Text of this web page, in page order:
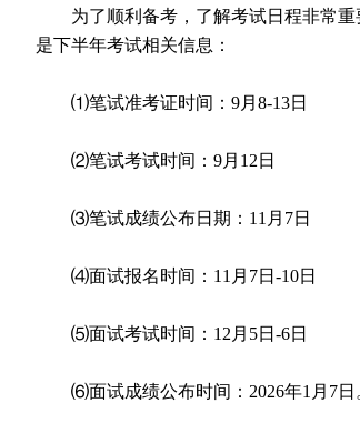
为了顺利备考，了解考试日程非常
是下半年考试相关信息：
⑴笔试准考证时间：9月8-13日
⑵笔试考试时间：9月12日
⑶笔试成绩公布日期：11月7日
⑷面试报名时间：11月7日-10日
⑸面试考试时间：12月5日-6日
⑹面试成绩公布时间：2026年1月7日